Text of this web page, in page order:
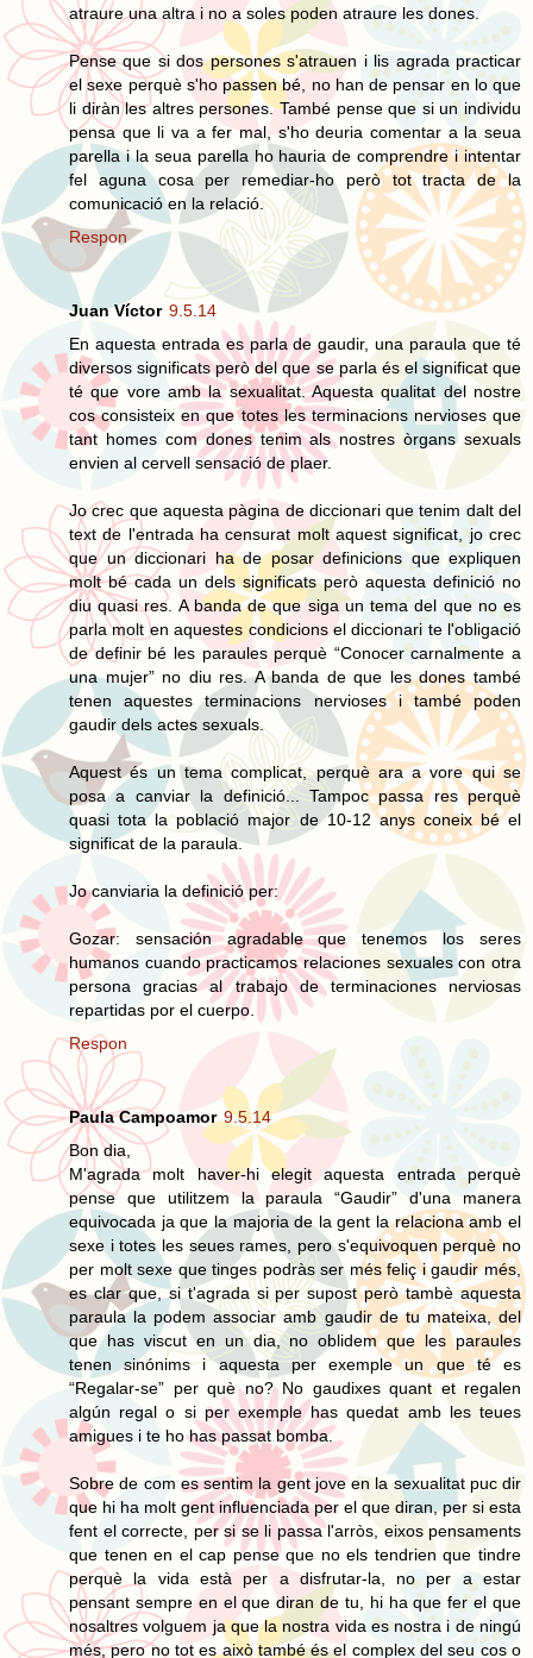
atraure una altra i no a soles poden atraure les dones.
Pense que si dos persones s'atrauen i lis agrada practicar
el sexe perquè s'ho passen bé, no han de pensar en lo que
li diràn les altres persones. També pense que si un individu
pensa que li va a fer mal, s'ho deuria comentar a la seua
parella i la seua parella ho hauria de comprendre i intentar
fel aguna cosa per remediar-ho però tot tracta de la
comunicació en la relació.
Respon
Juan Víctor 9.5.14
En aquesta entrada es parla de gaudir, una paraula que té
diversos significats però del que se parla és el significat que
té que vore amb la sexualitat. Aquesta qualitat del nostre
cos consisteix en que totes les terminacions nervioses que
tant homes com dones tenim als nostres òrgans sexuals
envien al cervell sensació de plaer.
Jo crec que aquesta pàgina de diccionari que tenim dalt del
text de l'entrada ha censurat molt aquest significat, jo crec
que un diccionari ha de posar definicions que expliquen
molt bé cada un dels significats però aquesta definició no
diu quasi res. A banda de que siga un tema del que no es
parla molt en aquestes condicions el diccionari te l'obligació
de definir bé les paraules perquè “Conocer carnalmente a
una mujer” no diu res. A banda de que les dones també
tenen aquestes terminacions nervioses i també poden
gaudir dels actes sexuals.
Aquest és un tema complicat, perquè ara a vore qui se
posa a canviar la definició... Tampoc passa res perquè
quasi tota la població major de 10-12 anys coneix bé el
significat de la paraula.
Jo canviaria la definició per:
Gozar: sensación agradable que tenemos los seres
humanos cuando practicamos relaciones sexuales con otra
persona gracias al trabajo de terminaciones nerviosas
repartidas por el cuerpo.
Respon
Paula Campoamor 9.5.14
Bon dia,
M'agrada molt haver-hi elegit aquesta entrada perquè
pense que utilitzem la paraula “Gaudir” d'una manera
equivocada ja que la majoria de la gent la relaciona amb el
sexe i totes les seues rames, pero s'equivoquen perquè no
per molt sexe que tinges podràs ser més feliç i gaudir més,
es clar que, si t'agrada si per supost però tambè aquesta
paraula la podem associar amb gaudir de tu mateixa, del
que has viscut en un dia, no oblidem que les paraules
tenen sinónims i aquesta per exemple un que té es
“Regalar-se” per què no? No gaudixes quant et regalen
algún regal o si per exemple has quedat amb les teues
amigues i te ho has passat bomba.
Sobre de com es sentim la gent jove en la sexualitat puc dir
que hi ha molt gent influenciada per el que diran, per si esta
fent el correcte, per si se li passa l'arròs, eixos pensaments
que tenen en el cap pense que no els tendrien que tindre
perquè la vida està per a disfrutar-la, no per a estar
pensant sempre en el que diran de tu, hi ha que fer el que
nosaltres volguem ja que la nostra vida es nostra i de ningú
més, pero no tot es això també és el complex del seu cos o